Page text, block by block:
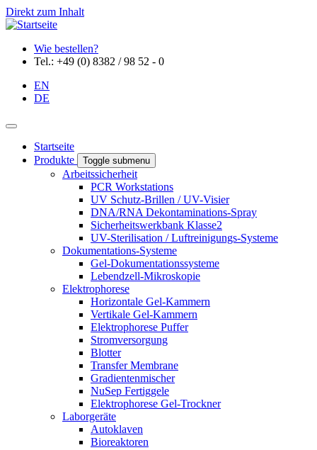
Direkt zum Inhalt
Wie bestellen?
Tel.: +49 (0) 8382 / 98 52 - 0
EN
DE
Startseite
Produkte
Toggle submenu
Arbeitssicherheit
PCR Workstations
UV Schutz-Brillen / UV-Visier
DNA/RNA Dekontaminations-Spray
Sicherheitswerkbank Klasse2
UV-Sterilisation / Luftreinigungs-Systeme
Dokumentations-Systeme
Gel-Dokumentationssysteme
Lebendzell-Mikroskopie
Elektrophorese
Horizontale Gel-Kammern
Vertikale Gel-Kammern
Elektrophorese Puffer
Stromversorgung
Blotter
Transfer Membrane
Gradientenmischer
NuSep Fertiggele
Elektrophorese Gel-Trockner
Laborgeräte
Autoklaven
Bioreaktoren